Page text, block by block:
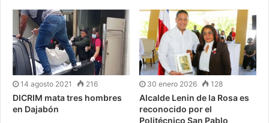
14 agosto 2021 216
DICRIM mata tres hombres
en Dajabón
30 enero 2026 128
Alcalde Lenin de la Rosa es
reconocido por el
Politécnico San Pablo